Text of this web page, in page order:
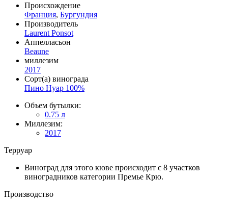
Происхождение
Франция, Бургундия
Производитель
Laurent Ponsot
Аппелласьон
Beaune
миллезим
2017
Сорт(а) винограда
Пино Нуар 100%
Объем бутылки:
0.75 л
Миллезим:
2017
Терруар
Виноград для этого кюве происходит с 8 участков
виноградников категории Премье Крю.
Производство